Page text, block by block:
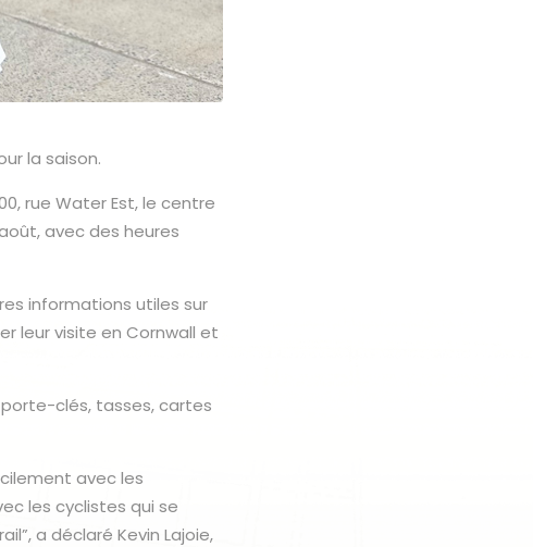
la saison.
rue Water Est, le centre
avec des heures
informations utiles sur
leur visite en Cornwall et
clés, tasses, cartes
avec les
les cyclistes qui se
a déclaré Kevin Lajoie,